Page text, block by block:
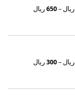
ريال –650ريال
ريال –300ريال